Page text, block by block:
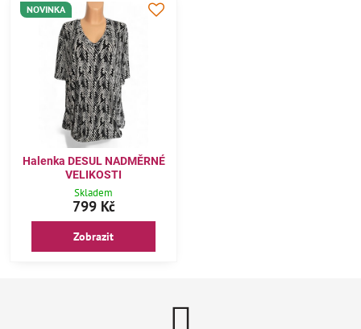
NOVINKA
Halenka DESUL NADMĚRNÉ
VELIKOSTI
Skladem
799 Kč
Zobrazit